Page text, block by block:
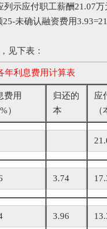
示应付职工薪酬21.07万
25-未确认融资费用
见下表：
年利息费用计算表
费用
）
归还的
本
应
3.74
3.96